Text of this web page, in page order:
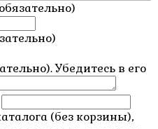
Убедитесь в его
(без корзины),